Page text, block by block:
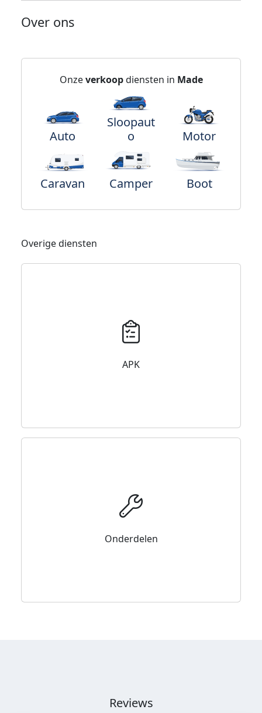
Over ons
Onzeverkoopdiensten in Made
Auto
Sloopaut
o
Motor
Caravan Camper Boot
Overige diensten
APK
Onderdelen
Reviews